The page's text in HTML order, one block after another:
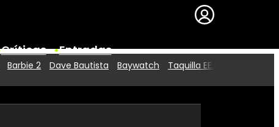
Críticas Entradas
Premios
Barbie 2 Dave Bautista Baywatch Taquilla EE.UU.